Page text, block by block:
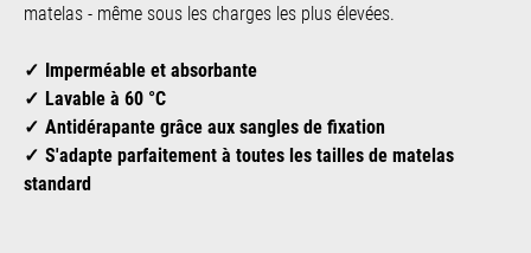
matelas - même sous les charges les plus élevées.
Imperméable et absorbante
Lavable à 60 °C
Antidérapante grâce aux sangles de fixation
S'adapte parfaitement à toutes les tailles de matelas
standard